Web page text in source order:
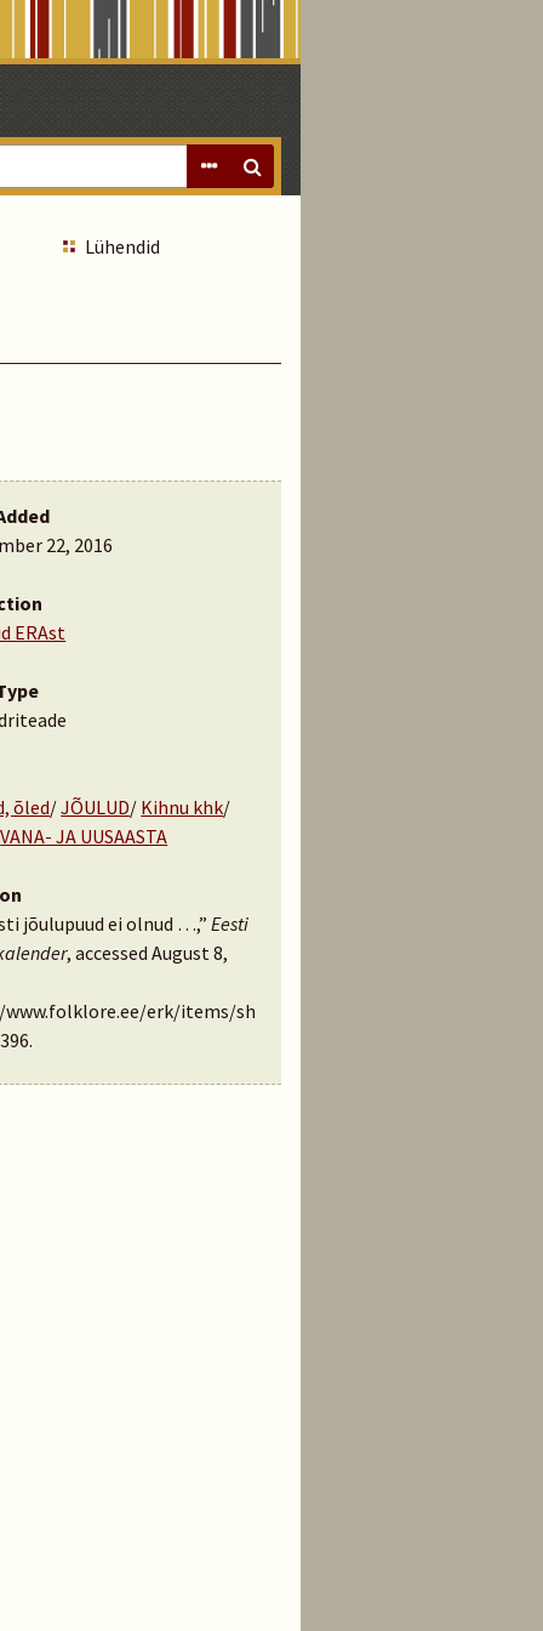
Lühendid
22, 2016
ERAst
õled/JÕULUD/ Kihnu khk/
VANA- JA UUSAASTA
jõulupuud ei olnud …,”Eesti
, accessed August 8,
erk/items/sh
.